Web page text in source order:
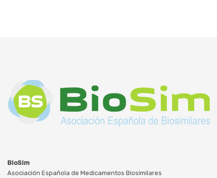
BioSim
Asociación Española de Medicamentos Biosimilares